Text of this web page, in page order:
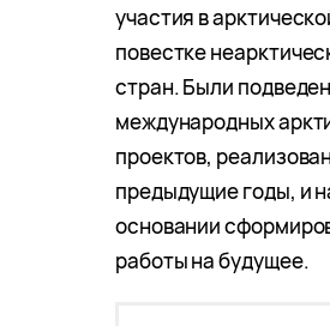
участия в
повестке
стран. Были
международных
проектов,
предыдущие годы, и
основании
работы на будущее.